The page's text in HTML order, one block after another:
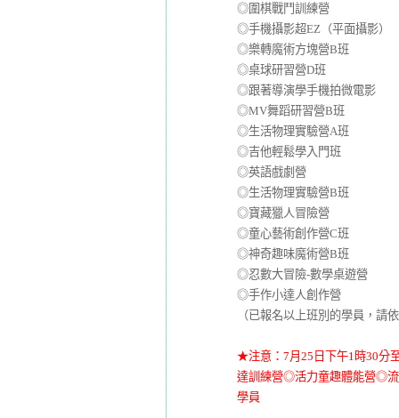
◎圍棋戰鬥訓練營
◎手機攝影超EZ（平面攝影）
◎樂轉魔術方塊營B班
◎桌球研習營D班
◎跟著導演學手機拍微電影
◎MV舞蹈研習營B班
◎生活物理實驗營A班
◎吉他輕鬆學入門班
◎英語戲劇營
◎生活物理實驗營B班
◎寶藏獵人冒險營
◎童心藝術創作營C班
◎神奇趣味魔術營B班
◎忍數大冒險-數學桌遊營
◎手作小達人創作營
（已報名以上班別的學員，請
★注意：7月25日下午1時30分
達訓練營◎活力童趣體能營◎流
學員